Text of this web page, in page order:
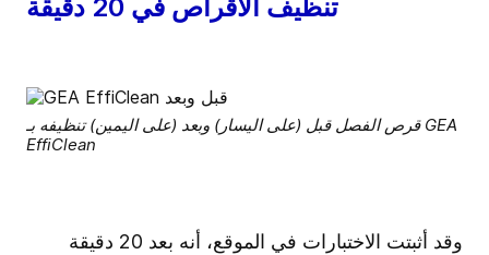
تنظيف الأقراص في 20 دقيقة
قرص الفصل قبل (على اليسار) وبعد (على اليمين) تنظيفه بـ GEA
EffiClean
وقد أثبتت الاختبارات في الموقع، أنه بعد 20 دقيقة